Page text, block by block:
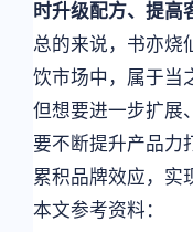
时升级配方、提高
总的来说，书亦烧
饮市场中，属于当
但想要进一步扩展
要不断提升产品力
累积品牌效应，实
本文参考资料：